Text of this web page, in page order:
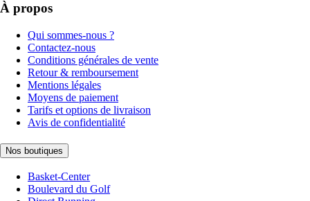
À propos
Qui sommes-nous ?
Contactez-nous
Conditions générales de vente
Retour & remboursement
Mentions légales
Moyens de paiement
Tarifs et options de livraison
Avis de confidentialité
Nos boutiques
Basket-Center
Boulevard du Golf